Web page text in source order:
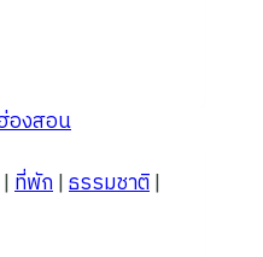
|ที่พัก|ธรรมชาติ|